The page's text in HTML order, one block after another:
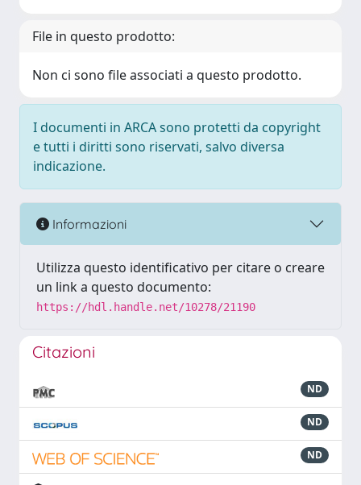
File in questo prodotto:
Non ci sono file associati a questo prodotto.
I documenti in ARCA sono protetti da copyright
e tutti i diritti sono riservati, salvo diversa
indicazione.
Informazioni
Utilizza questo identificativo per citare o creare
un link a questo documento:
https://hdl.handle.net/10278/21190
Citazioni
ND
ND
ND